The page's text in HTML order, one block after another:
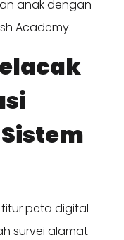
anak dengan
Academy.
peta digital
survei alamat